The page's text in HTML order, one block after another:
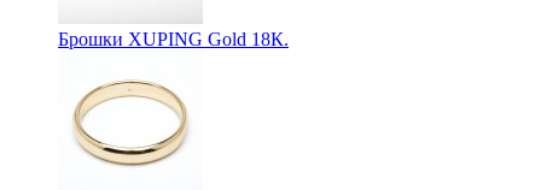
Брошки XUPING Gold 18К.